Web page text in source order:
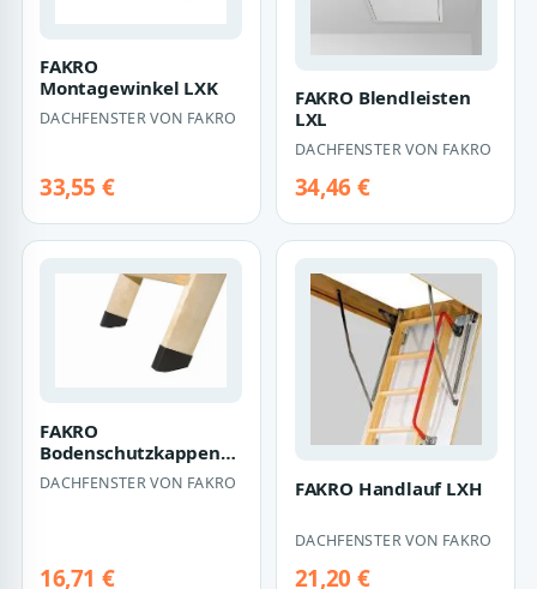
FAKRO
Montagewinkel LXK
DACHFENSTER VON FAKRO
33,55 €
FAKRO Blendleisten
LXL
DACHFENSTER VON FAKRO
34,46 €
FAKRO
Bodenschutzkappen
LXS
DACHFENSTER VON FAKRO
16,71 €
FAKRO Handlauf LXH
DACHFENSTER VON FAKRO
21,20 €